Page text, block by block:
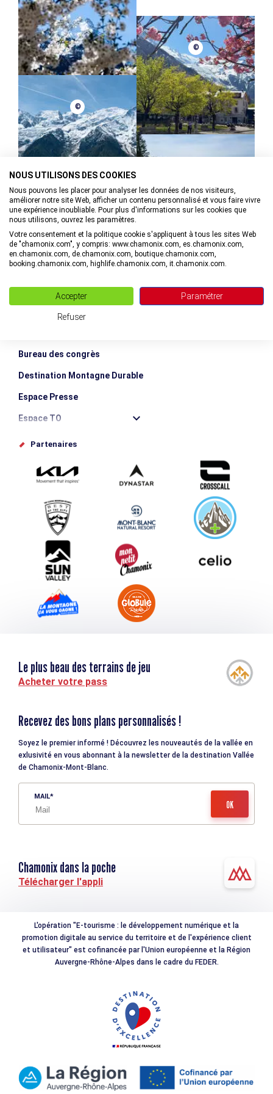
©
©
Blog Vallée de Chamonix
Bureau des congrès
Destination Montagne Durable
Espace Presse
Espace TO
Offices de tourisme
Proposez votre évènement
Service groupes et séminaires
Téléchargements
Tourisme et handicap
Partenaires
Le plus beau des terrains de jeu
Acheter votre pass
Recevez des bons plans personnalisés !
Soyez le premier informé ! Découvrez les nouveautés de la vallée en
exlusivité en vous abonnant à la newsletter de la destination Vallée
de Chamonix-Mont-Blanc.
MAIL
Chamonix dans la poche
Télécharger l'appli
L'opération "E-tourisme : le développement numérique et la
promotion digitale au service du territoire et de l'expérience client
et utilisateur" est cofinancée par l'Union européenne et la Région
Auvergne-Rhône-Alpes dans le cadre du FEDER.
NOUS UTILISONS DES COOKIES
Nous pouvons les placer pour analyser les données de nos visiteurs,
améliorer notre site Web, afficher un contenu personnalisé et vous faire vivre
une expérience inoubliable. Pour plus d'informations sur les cookies que
nous utilisons, ouvrez les paramètres.
Votre consentement et la politique cookie s'appliquent à tous les sites Web
de "chamonix.com", y compris: www.chamonix.com, es.chamonix.com,
en.chamonix.com, de.chamonix.com, boutique.chamonix.com,
booking.chamonix.com, highlife.chamonix.com, it.chamonix.com.
Accepter Paramétrer
Refuser